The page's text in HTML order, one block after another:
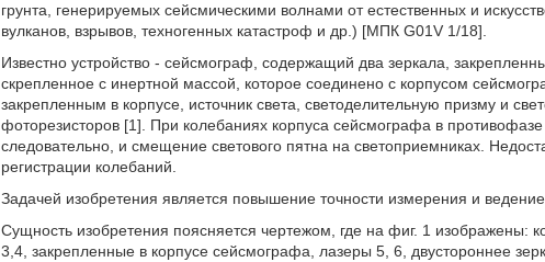
грунта, генерируемых сейсмическими волнами от естественных и
вулканов, взрывов, техногенных катастроф и др.) [МПК G01V 1/18].
Известно устройство - сейсмограф, содержащий два зеркала,
скрепленное с инертной массой, которое соединено с корпусом
закрепленным в корпусе, источник света, светоделительную призму и
фоторезисторов [1]. При колебаниях корпуса сейсмографа в
следовательно, и смещение светового пятна на светоприемниках.
регистрации колебаний.
Задачей изобретения является повышение точности измерения и
Сущность изобретения поясняется чертежом, где на фиг. 1 изображены:
3,4, закрепленные в корпусе сейсмографа, лазеры 5, 6, двустороннее